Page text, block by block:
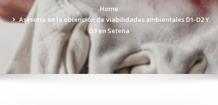
Home
Asesoría en la obtención de viabilidades ambientales D1-D2 Y
D3 en Setena